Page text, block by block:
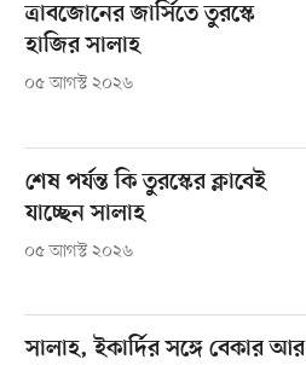
ত্রাবজোনের জার্সিতে তুরস্কে
হাজির সালাহ
০৫ আগস্ট ২০২৬
শেষ পর্যন্ত কি তুরস্কের ক্লাবেই
যাচ্ছেন সালাহ
০৫ আগস্ট ২০২৬
সালাহ, ইকার্দির সঙ্গে বেকার আর